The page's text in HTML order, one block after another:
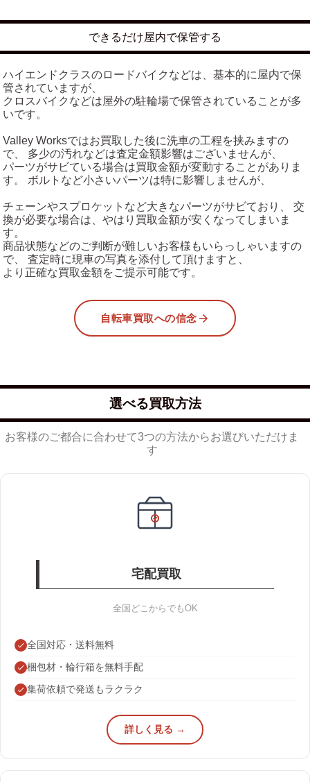
できるだけ屋内で保管する
ハイエンドクラスのロードバイクなどは、基本的に屋内で保
管されていますが、
クロスバイクなどは屋外の駐輪場で保管されていることが多
いです。
Valley Worksではお買取した後に洗車の工程を挟みますの
で、 多少の汚れなどは査定金額影響はございませんが、
パーツがサビている場合は買取金額が変動することがありま
す。 ボルトなど小さいパーツは特に影響しませんが、
チェーンやスプロケットなど大きなパーツがサビており、 交
換が必要な場合は、やはり買取金額が安くなってしまいま
す。
商品状態などのご判断が難しいお客様もいらっしゃいますの
で、 査定時に現車の写真を添付して頂けますと、
より正確な買取金額をご提示可能です。
自転車買取への信念
選べる買取方法
お客様のご都合に合わせて3つの方法からお選びいただけま
す
宅配買取
全国どこからでもOK
全国対応・送料無料
梱包材・輪行箱を無料手配
集荷依頼で発送もラクラク
詳しく見る →